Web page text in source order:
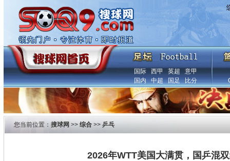
国际 西甲 英超
意甲
国内
中超 国足 比分
您当前位置： 搜球网 >> 综合 >> 乒乓
2026年WTT美国大满贯，国乒混